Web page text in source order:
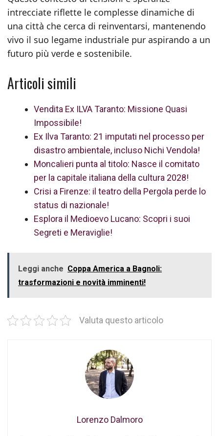
intrecciate riflette le complesse dinamiche di
una città che cerca di reinventarsi, mantenendo
vivo il suo legame industriale pur aspirando a un
futuro più verde e sostenibile.
Articoli simili
Vendita Ex ILVA Taranto: Missione Quasi
Impossibile!
Ex Ilva Taranto: 21 imputati nel processo per
disastro ambientale, incluso Nichi Vendola!
Moncalieri punta al titolo: Nasce il comitato
per la capitale italiana della cultura 2028!
Crisi a Firenze: il teatro della Pergola perde lo
status di nazionale!
Esplora il Medioevo Lucano: Scopri i suoi
Segreti e Meraviglie!
Leggi anche Coppa America a Bagnoli:
trasformazioni e novità imminenti!
Valuta questo articolo
Lorenzo Dalmoro